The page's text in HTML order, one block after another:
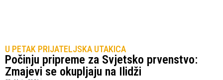
U PETAK PRIJATELJSKA UTAKICA
Počinju pripreme za Svjetsko prvenstvo:
Zmajevi se okupljaju na Ilidži